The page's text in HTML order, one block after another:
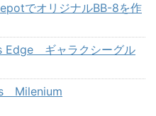
でオリジナルBB-8を作
Edge ギャラクシーグル
Milenium